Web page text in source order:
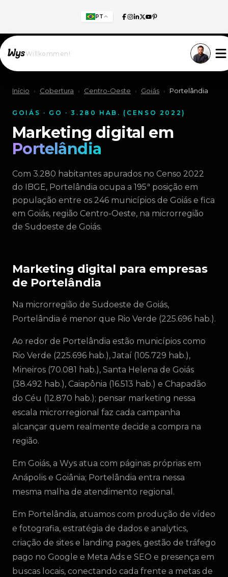
PT
Willkommen!
Início › Cobertura › Centro-Oeste › Goiás › Portelândia
GOIÁS · GO · 3.280 HAB. (CENSO 2022)
Marketing digital em
Portelândia
Com 3.280 habitantes apurados no Censo 2022
do IBGE, Portelândia ocupa a 195ª posição em
população entre os 246 municípios de Goiás e fica
em Goiás, região Centro-Oeste, na microrregião
de Sudoeste de Goiás.
Marketing digital para empresas
de Portelândia
Na microrregião de Sudoeste de Goiás,
Portelândia é menor que Rio Verde (225.696 hab.).
Ao redor de Portelândia estão municípios como
Rio Verde (225.696 hab.), Jataí (105.729 hab.),
Mineiros (70.081 hab.), Santa Helena de Goiás
(38.492 hab.), Caiapônia (16.513 hab.) e Chapadão
do Céu (12.870 hab.); pensar marketing nessa
escala microrregional faz cada campanha
alcançar quem realmente decide a compra na
região.
Em Goiás, a Wys atua com páginas próprias em
Anápolis e Goiânia; Portelândia entra nessa
mesma malha de atendimento regional.
Em Portelândia, atuamos com produção de vídeo
e fotografia, estratégia de dados e analytics,
criação de sites e landing pages, gestão de tráfego
pago no Google e Meta Ads e SEO e presença em
buscas locais, conectando cada frente a metas de